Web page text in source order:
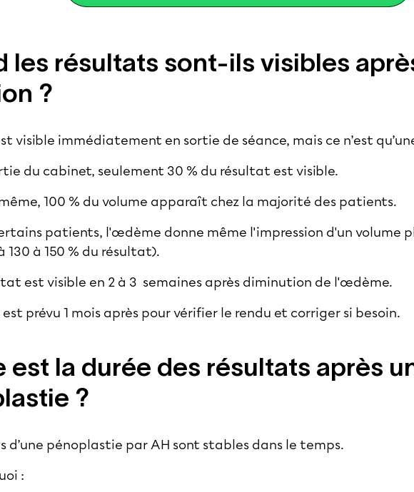
les résultats sont-ils visibles
?
visible immédiatement en sortie de séance, mais ce n’est
du cabinet, seulement 30 % du résultat est visible.
100 % du volume apparaît chez la majorité des patients.
patients, l'œdème donne même l'impression d'un volume
130 à 150 % du résultat).
est visible en 2 à 3 semaines après diminution de l'œdème.
prévu 1 mois après pour vérifier le rendu et corriger si besoin.
est la durée des résultats après
?
d’une pénoplastie par AH sont stables dans le temps.
: